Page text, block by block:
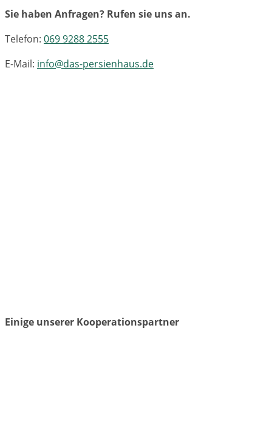
Sie haben Anfragen? Rufen sie uns an.
Telefon: 069 9288 2555
E-Mail: info@das-persienhaus.de
Einige unserer Kooperationspartner